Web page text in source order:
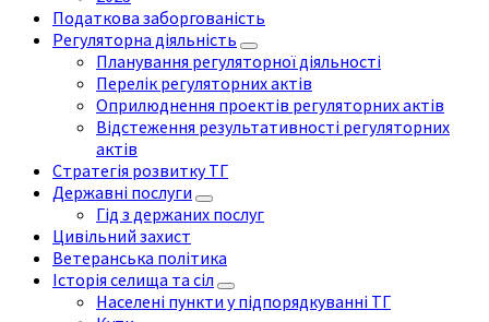
Податкова заборгованість
Регуляторна діяльність
Планування регуляторної діяльності
Перелік регуляторних актів
Оприлюднення проектів регуляторних актів
Відстеження результативності регуляторних
актів
Стратегія розвитку ТГ
Державні послуги
Гід з держаних послуг
Цивільний захист
Ветеранська політика
Історія селища та сіл
Населені пункти у підпорядкуванні ТГ